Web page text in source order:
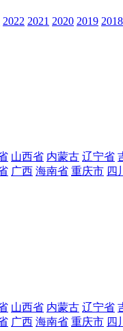
2022 2021 2020 2019 2018
山西省 内蒙古 辽宁省
广西 海南省 重庆市 四
山西省 内蒙古 辽宁省
广西 海南省 重庆市 四